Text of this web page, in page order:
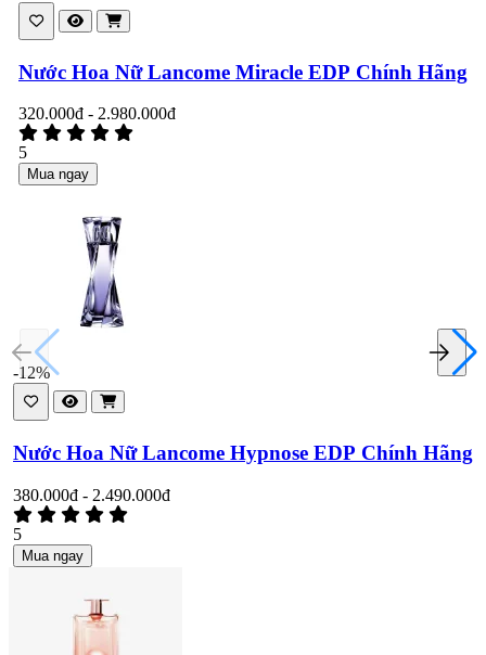
Nước Hoa Nữ Lancome Miracle EDP Chính Hãng
320.000đ - 2.980.000đ
5
Mua ngay
-12%
Nước Hoa Nữ Lancome Hypnose EDP Chính Hãng
380.000đ - 2.490.000đ
5
Mua ngay